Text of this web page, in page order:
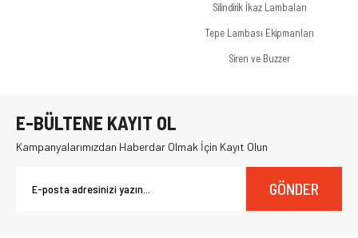
Silindirik İkaz Lambaları
Tepe Lambası Ekipmanları
Siren ve Buzzer
E-BÜLTENE KAYIT OL
Kampanyalarımızdan Haberdar Olmak İçin Kayıt Olun
GÖNDER